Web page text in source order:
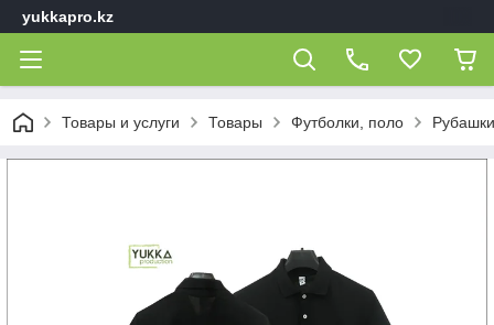
yukkapro.kz
Товары и услуги Товары Футболки, поло